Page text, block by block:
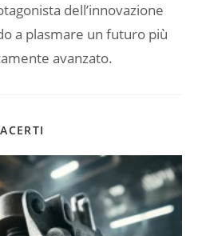
dell’innovazione
a plasmare un futuro più
avanzato.